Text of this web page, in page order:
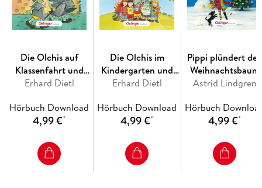
Die Olchis auf
Klassenfahrt und
andere Geschichten
Erhard Dietl
Hörbuch Download
4,99 €*
Die Olchis im
Kindergarten und
zwei weitere
Erhard Dietl
Hörbuch Download
4,99 €*
Pippi plündert den
Weihnachtsbaum
und eine weitere
Astrid Lindgren
Hörbuch
4,99 €*